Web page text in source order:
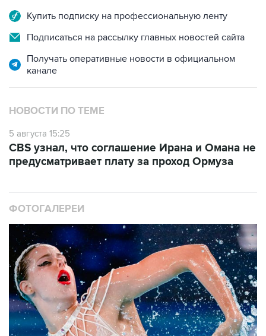
Купить подписку на профессиональную ленту
Подписаться на рассылку главных новостей сайта
Получать оперативные новости в официальном
канале
НОВОСТИ ПО ТЕМЕ
5 августа 15:25
CBS узнал, что соглашение Ирана и Омана не
предусматривает плату за проход Ормуза
ФОТОГАЛЕРЕИ